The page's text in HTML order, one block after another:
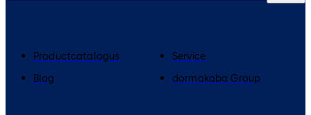
Productcatalogus
Service
Blog
dormakaba Group